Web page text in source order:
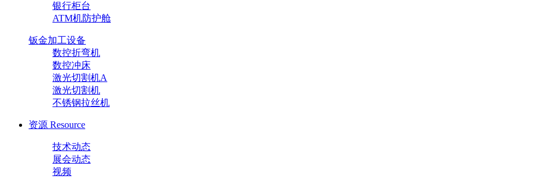
银行柜台
ATM机防护舱
钣金加工设备
数控折弯机
数控冲床
激光切割机A
激光切割机
不锈钢拉丝机
资源 Resource
技术动态
展会动态
视频